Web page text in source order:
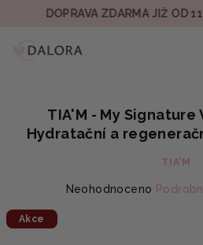
DOPRAVA ZDARMA JIŽ OD 1190 KČ
TIA'M - My Signature
Hydratační a
TIA'M
Průměrné
Neohodnoceno
Akce